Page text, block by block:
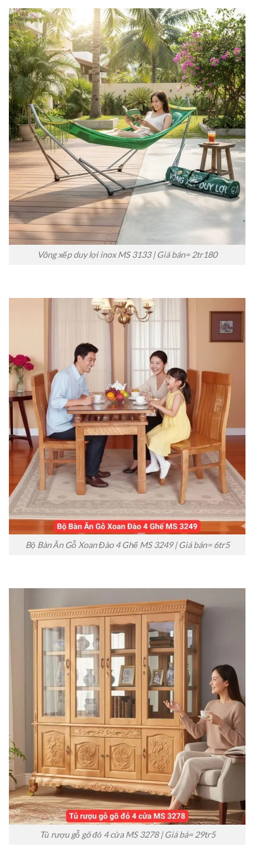
Võng xếp duy lợi inox MS 3133 | Giá bán= 2tr180
Bộ Bàn Ăn Gỗ Xoan Đào 4 Ghế MS 3249 | Giá bán= 6tr5
Tủ rượu gỗ gõ đỏ 4 cửa MS 3278 | Giá bá= 29tr5